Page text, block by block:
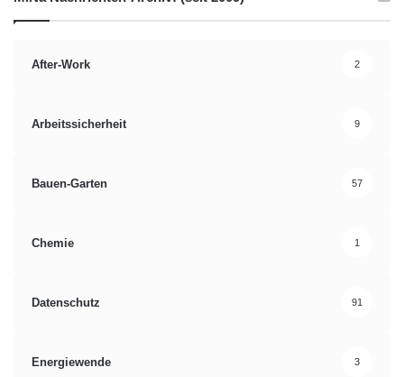
After-Work 2
Arbeitssicherheit 9
Bauen-Garten 57
Chemie 1
Datenschutz 91
Energiewende 3